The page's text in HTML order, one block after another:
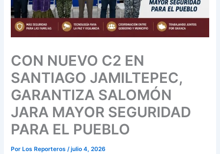
CON NUEVO C2 EN
SANTIAGO JAMILTEPEC,
GARANTIZA SALOMÓN
JARA MAYOR SEGURIDAD
PARA EL PUEBLO
PorLos Reporteros /julio 4, 2026